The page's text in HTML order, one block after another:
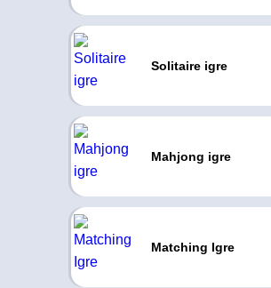
Solitaire igre
Mahjong igre
Matching Igre